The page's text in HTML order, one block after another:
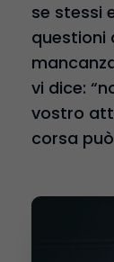
se stessi
questioni
vi dice:
vostro
corsa